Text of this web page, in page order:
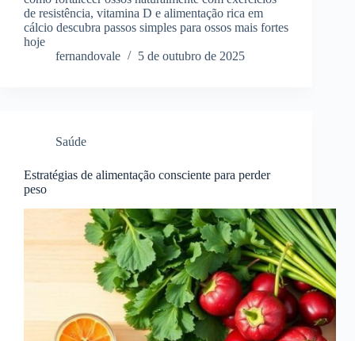
de resistência, vitamina D e alimentação rica em
cálcio descubra passos simples para ossos mais fortes
hoje
fernandovale
5 de outubro de 2025
Saúde
Estratégias de alimentação consciente para perder
peso